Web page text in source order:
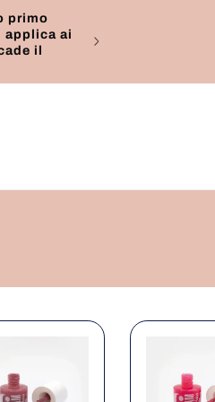
primo
applica ai
il
Promo